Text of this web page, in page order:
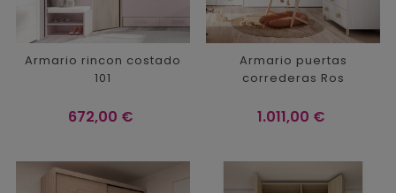
Armario rincon costado
101
Precio
672,00 €
Armario puertas
correderas Ros
Precio
1.011,00 €